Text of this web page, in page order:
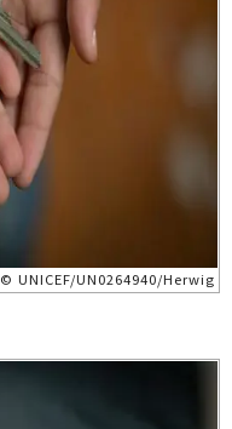
© UNICEF/UN0264940/Herwig